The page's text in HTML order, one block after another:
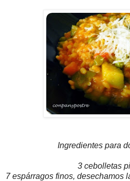
Ingredientes para
3 cebolletas
7 espárragos finos, desechamos